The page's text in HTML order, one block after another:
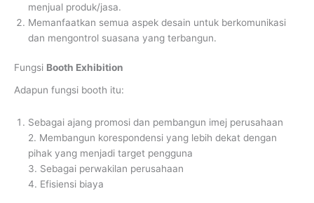
menjual produk/jasa.
Memanfaatkan semua aspek desain untuk berkomunikasi
dan mengontrol suasana yang terbangun.
Fungsi Booth Exhibition
Adapun fungsi booth itu:
Sebagai ajang promosi dan pembangun imej perusahaan
2. Membangun korespondensi yang lebih dekat dengan
pihak yang menjadi target pengguna
3. Sebagai perwakilan perusahaan
4. Efisiensi biaya